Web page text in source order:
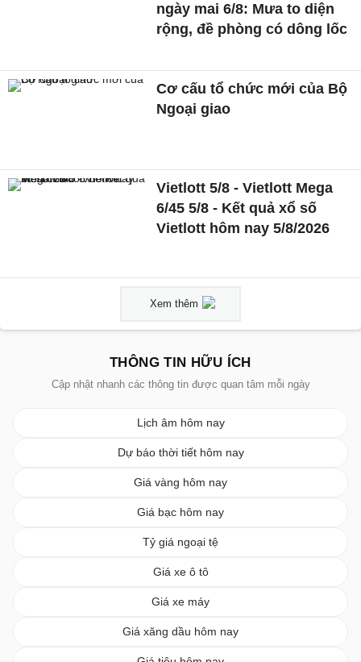
ngày mai 6/8: Mưa to diện
rộng, đề phòng có dông lốc
Cơ cấu tổ chức mới của Bộ
Ngoại giao
Vietlott 5/8 - Vietlott Mega
6/45 5/8 - Kết quả xổ số
Vietlott hôm nay 5/8/2026
Xem thêm
THÔNG TIN HỮU ÍCH
Cập nhật nhanh các thông tin được quan tâm mỗi ngày
Lịch âm hôm nay
Dự báo thời tiết hôm nay
Giá vàng hôm nay
Giá bạc hôm nay
Tỷ giá ngoại tệ
Giá xe ô tô
Giá xe máy
Giá xăng dầu hôm nay